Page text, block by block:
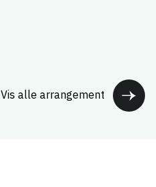
Vis alle arrangement